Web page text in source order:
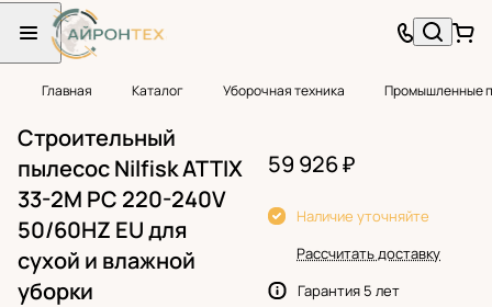
Главная Каталог Уборочная техника Промышленные
Строительный
пылесос Nilfisk ATTIX
33-2M PC 220-240V
50/60HZ EU для
сухой и влажной
уборки
59 926 ₽
Наличие уточняйте
Рассчитать доставку
Гарантия 5 лет